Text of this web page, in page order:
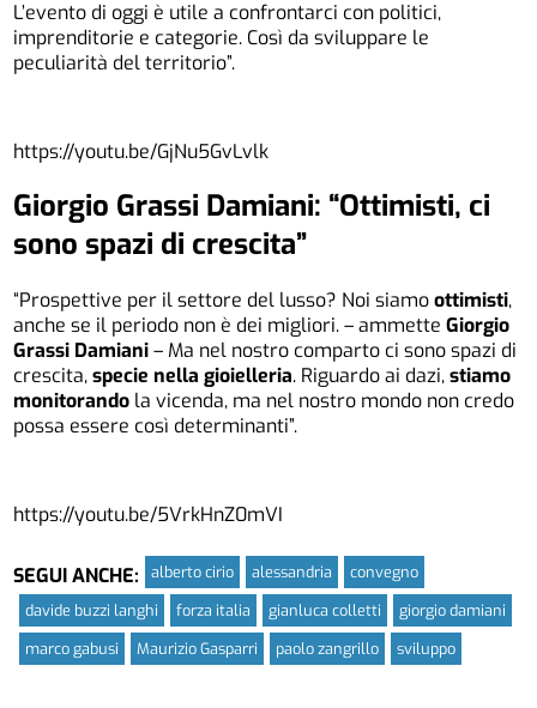
L’evento di oggi è utile a confrontarci con politici,
imprenditorie e categorie. Così da sviluppare le
peculiarità del territorio”.
https://youtu.be/GjNu5GvLvlk
Giorgio Grassi Damiani: “Ottimisti, ci
sono spazi di crescita”
“Prospettive per il settore del lusso? Noi siamoottimisti,
anche se il periodo non è dei migliori. – ammetteGiorgio
Grassi Damiani– Ma nel nostro comparto ci sono spazi di
crescita,specie nella gioielleria. Riguardo ai dazi,stiamo
monitorando la vicenda, ma nel nostro mondo non credo
possa essere così determinanti”.
https://youtu.be/5VrkHnZ0mVI
SEGUI ANCHE: alberto cirio alessandria
convegno
davide buzzi langhi
forza italia gianluca colletti
giorgio damiani
marco gabusi
Maurizio Gasparri paolo zangrillo sviluppo